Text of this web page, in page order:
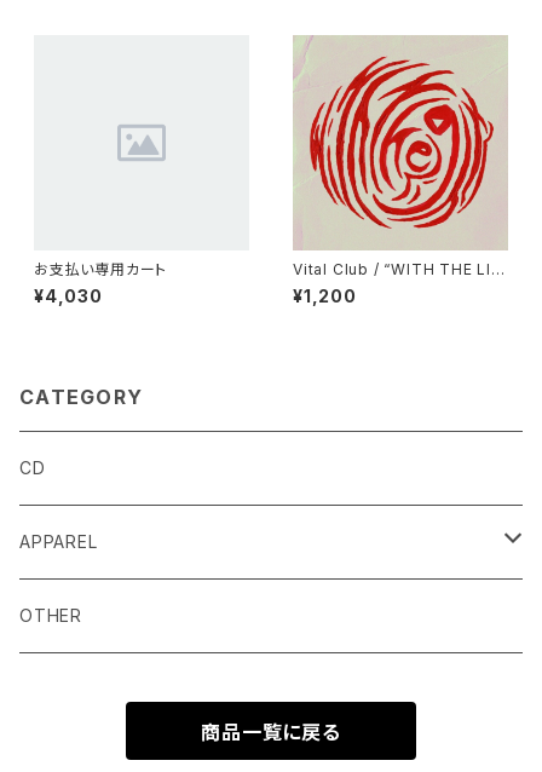
お支払い専用カート
¥4,030
Vital Club / “WITH THE LIG
HTS” EP(CD)
¥1,200
CATEGORY
CD
APPAREL
T-SHIRT
LONG SLEEVE
OTHER
商品一覧に戻る